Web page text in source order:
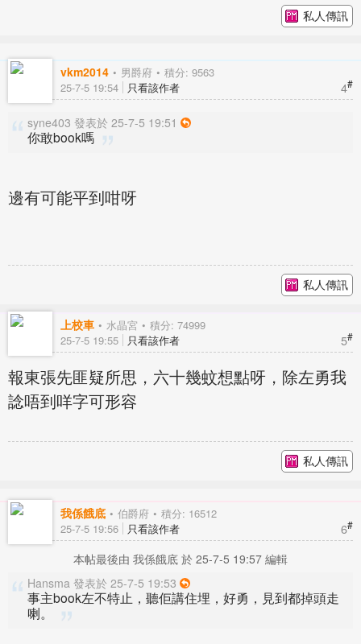
私人傳訊
vkm2014 男爵府 積分: 9563
4#
25-7-5 19:54 只看該作者
syne403 發表於 25-7-5 19:51
你敢book嗎
邊有可能平到咁呀
私人傳訊
上校車 水晶宮 積分: 74999
5#
25-7-5 19:55 只看該作者
報東張先匪疑所思，六十幾蚊想點呀，除左勇我
諗唔到咩字可形容
私人傳訊
我係餓底 伯爵府 積分: 16512
6#
25-7-5 19:56 只看該作者
本帖最後由 我係餓底 於 25-7-5 19:57 編輯
Hansma 發表於 25-7-5 19:53
事主book左不特止，聽佢講住埋，好勇，見到都掉頭走
喇。